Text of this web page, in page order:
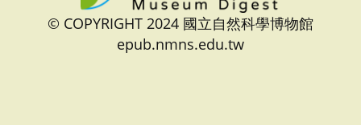
© COPYRIGHT 2024 國立自然科學博物館
epub.nmns.edu.tw